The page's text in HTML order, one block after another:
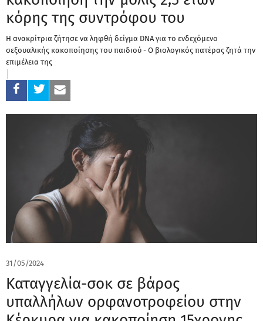
κόρης της συντρόφου του
Η ανακρίτρια ζήτησε να ληφθή δείγμα DNA για το ενδεχόμενο
σεξουαλικής κακοποίησης του παιδιού - Ο βιολογικός πατέρας ζητά την
επιμέλεια της
31/05/2024
Καταγγελία-σοκ σε βάρος
υπαλλήλων ορφανοτροφείου στην